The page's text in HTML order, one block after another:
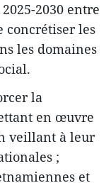
2030 entre
concrétiser les
les domaines
la
en œuvre
veillant à leur
;
et